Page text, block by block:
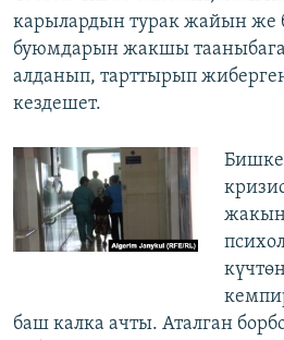
карылардын турак жайын же
буюмдарын жакшы
алданып, тарттырып
кездешет.
баш калка ачты. Аталган